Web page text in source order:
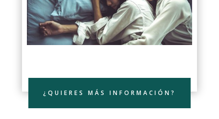
¿QUIERES MÁS INFORMACIÓN?